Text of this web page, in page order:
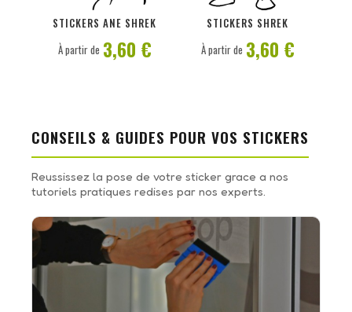
STICKERS ANE SHREK
PERSONNALISER
À partir de 3,60 €
STICKERS SHREK
PERSONNALISER
À partir de 3,60 €
CONSEILS & GUIDES POUR VOS STICKERS
Reussissez la pose de votre sticker grace a nos
tutoriels pratiques redises par nos experts.